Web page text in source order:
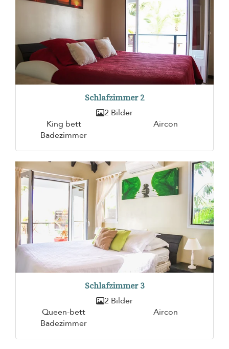
Schlafzimmer 2
2 Bilder
King bett
Aircon
Badezimmer
Schlafzimmer 3
2 Bilder
Queen-bett
Aircon
Badezimmer